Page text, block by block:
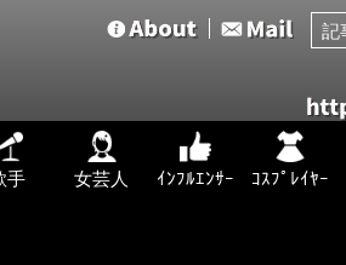
手 女芸人 ｲﾝﾌﾙｴﾝｻｰ ｺｽﾌﾟﾚｲﾔｰ